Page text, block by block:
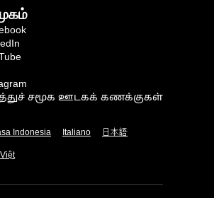
சமூக ஊடகக் கணக்குகள்
Indonesia Italiano 日本語